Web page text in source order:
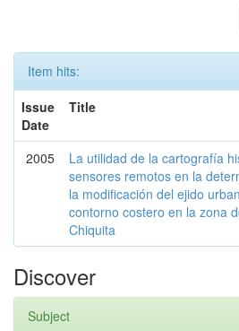
Item hits:
Issue
Date
Title
2005
La utilidad de la cartografía
sensores remotos en la
la modificación del ejido
contorno costero en la zona
Chiquita
Discover
Subject